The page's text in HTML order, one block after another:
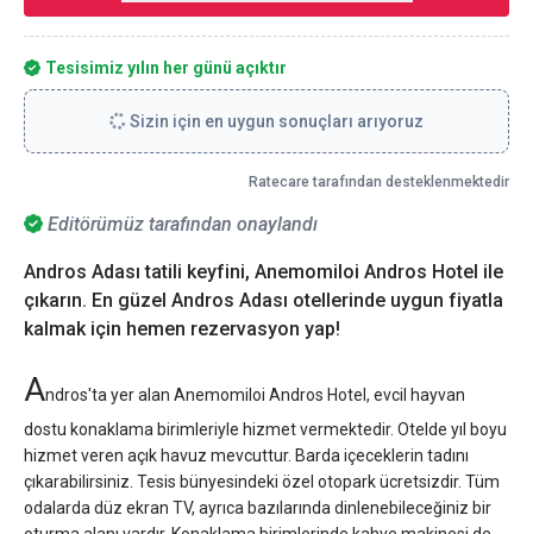
Editörümüz tarafından onaylandı
Andros Adası tatili keyfini, Anemomiloi Andros Hotel ile
çıkarın. En güzel Andros Adası otellerinde uygun fiyatla
kalmak için hemen rezervasyon yap!
Andros'ta yer alan Anemomiloi Andros Hotel, evcil hayvan
dostu konaklama birimleriyle hizmet vermektedir. Otelde yıl boyu
hizmet veren açık havuz mevcuttur. Barda içeceklerin tadını
çıkarabilirsiniz. Tesis bünyesindeki özel otopark ücretsizdir. Tüm
odalarda düz ekran TV, ayrıca bazılarında dinlenebileceğiniz bir
Tesisimiz yılın her günü açıktır
Sizin için en uygun sonuçları arıyoruz
Ratecare tarafından desteklenmektedir